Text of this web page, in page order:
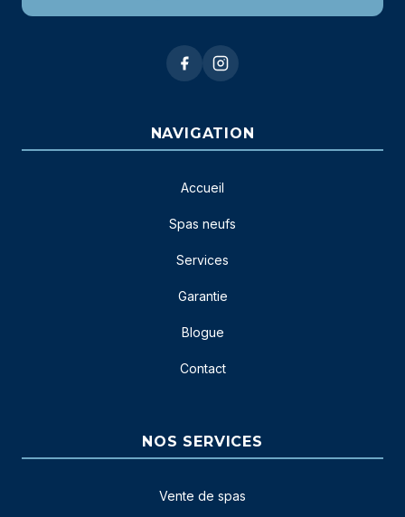
NAVIGATION
Accueil
Spas neufs
Services
Garantie
Blogue
Contact
NOS SERVICES
Vente de spas